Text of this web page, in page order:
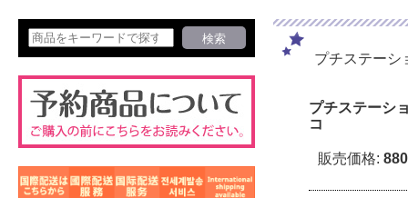
プチステーシ
プチステーシ
コ
販売価格: